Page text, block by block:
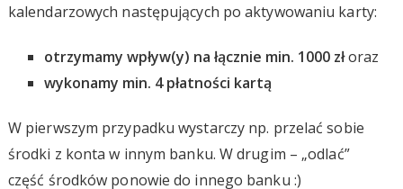
kalendarzowych następujących po aktywowaniu karty:
otrzymamy wpływ(y) na łącznie min. 1000 złoraz
wykonamy min. 4 płatności kartą
W pierwszym przypadku wystarczy np. przelać sobie
środki z konta w innym banku. W drugim – „odlać”
część środków ponowie do innego banku :)